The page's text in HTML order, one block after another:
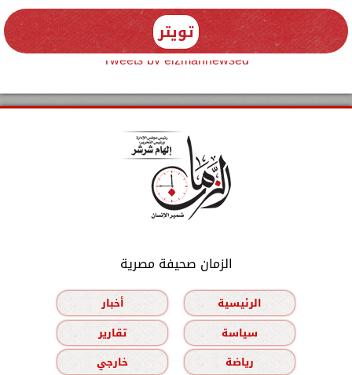
تويتر
Tweets by elzmannewseg
الزمان صحيفة مصرية
الرئيسية
أخبار
سياسة
تقارير
رياضة
خارجي